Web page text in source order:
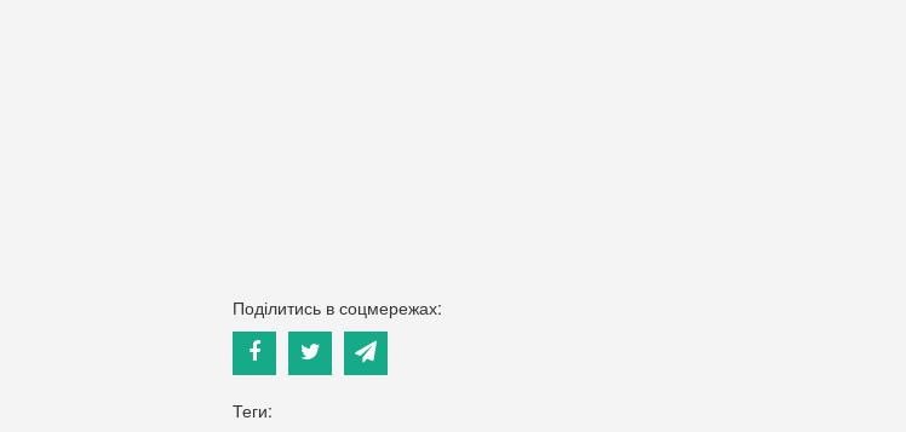
Поділитись в соцмережах:
Теги: